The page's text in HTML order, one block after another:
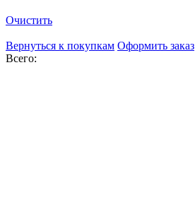
Очистить
Вернуться к покупкам Оформить заказ
Всего: